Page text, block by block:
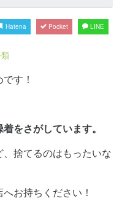
Hatena Pocket LINE
す！
をさがしています。
捨てるのはもったいな
お持ちください！